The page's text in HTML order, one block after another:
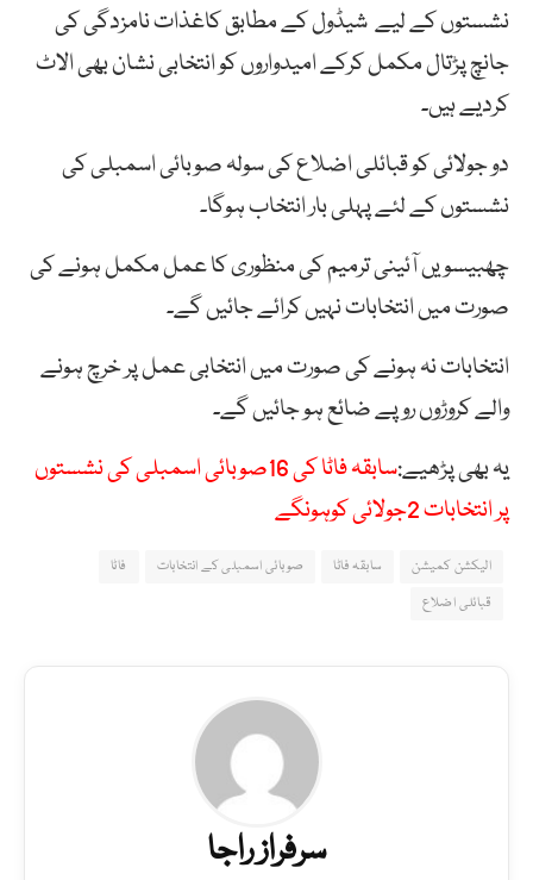
نشستوں کے لیے شیڈول کے مطابق کاغذات نامزدگی کی
جانچ پڑتال مکمل کرکے امیدواروں کو انتخابی نشان بھی الاٹ
کردیے ہیں۔
دو جولائی کو قبائلی اضلاع کی سولہ صوبائی اسمبلی کی
نشستوں کے لئے پہلی بار انتخاب ہوگا۔
چھبیسویں آئینی ترمیم کی منظوری کا عمل مکمل ہونے کی
صورت میں انتخابات نہیں کرائے جائیں گے۔
انتخابات نہ ہونے کی صورت میں انتخابی عمل پر خرچ ہونے
والے کروڑوں روپے ضائع ہو جائیں گے۔
یہ بھی پڑھیے:
سابقہ فاٹا کی 16صوبائی اسمبلی کی نشستوں
پر انتخابات 2جولائی کوہونگے
الیکشن کمیشن سابقہ فاٹا صوبائی اسمبلی کے انتخابات
فاٹا
قبائلی اضلاع
سرفراز راجا